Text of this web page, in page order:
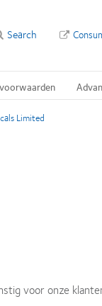
Search
Limited
voor onze